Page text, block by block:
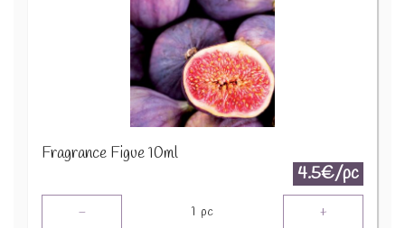
Fragrance Figue 10ml
4.5€/pc
- 1 pc +